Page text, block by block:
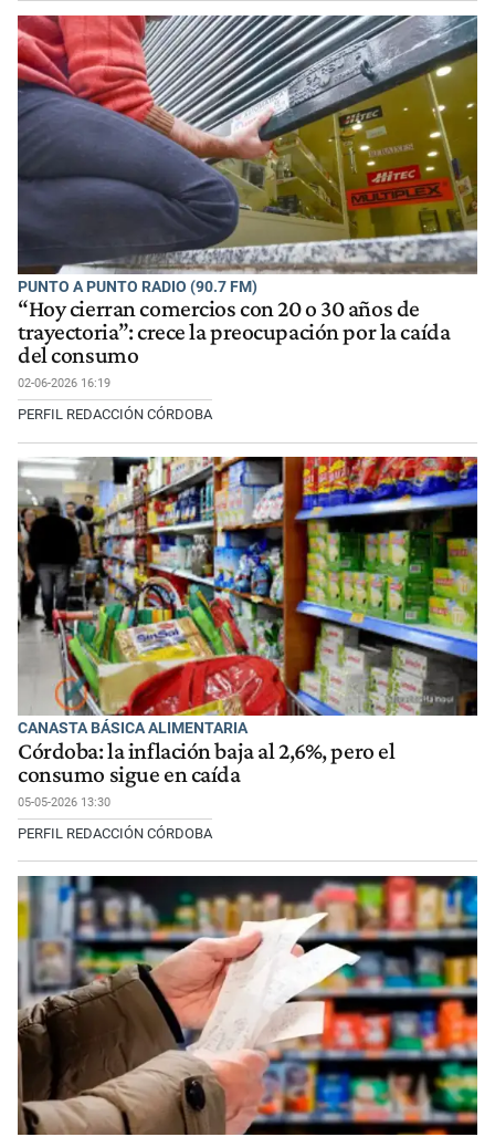
PUNTO A PUNTO RADIO (90.7 FM)
“Hoy cierran comercios con 20 o 30 años de
trayectoria”: crece la preocupación por la caída
del consumo
02-06-2026 16:19
PERFIL REDACCIÓN CÓRDOBA
CANASTA BÁSICA ALIMENTARIA
Córdoba: la inflación baja al 2,6%, pero el
consumo sigue en caída
05-05-2026 13:30
PERFIL REDACCIÓN CÓRDOBA